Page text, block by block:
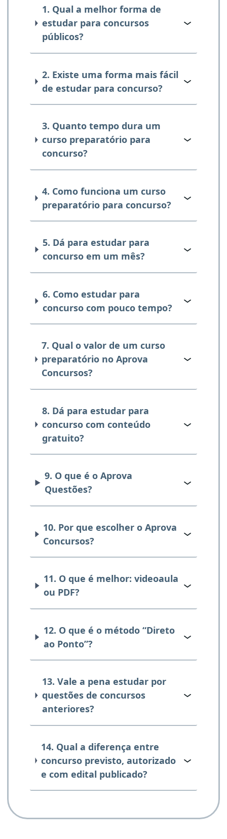
1. Qual a melhor forma de
estudar para concursos
públicos?
2. Existe uma forma mais fácil
de estudar para concurso?
3. Quanto tempo dura um
curso preparatório para
concurso?
4. Como funciona um curso
preparatório para concurso?
5. Dá para estudar para
concurso em um mês?
6. Como estudar para
concurso com pouco tempo?
7. Qual o valor de um curso
preparatório no Aprova
Concursos?
8. Dá para estudar para
concurso com conteúdo
gratuito?
9. O que é o Aprova
Questões?
10. Por que escolher o Aprova
Concursos?
11. O que é melhor: videoaula
ou PDF?
12. O que é o método “Direto
ao Ponto”?
13. Vale a pena estudar por
questões de concursos
anteriores?
14. Qual a diferença entre
concurso previsto, autorizado
e com edital publicado?